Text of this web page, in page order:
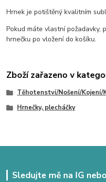
Hrnek je potištěný kvalitním
Pokud máte vlastní požadavky,
hrnečku po vložení do košíku.
Zboží zařazeno v
Těhotenství/Nošení/Kojení/
Hrnečky, plecháčky
Sledujte mě na IG